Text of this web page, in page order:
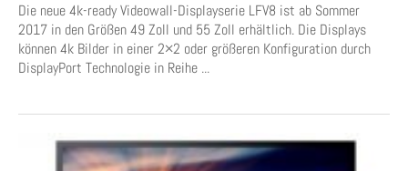
Die neue 4k-ready Videowall-Displayserie LFV8 ist ab Sommer
2017 in den Größen 49 Zoll und 55 Zoll erhältlich. Die Displays
können 4k Bilder in einer 2×2 oder größeren Konfiguration durch
DisplayPort Technologie in Reihe ...